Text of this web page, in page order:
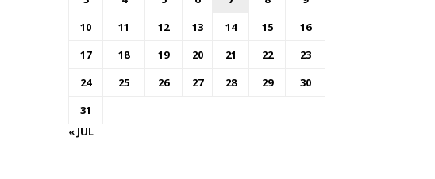
10
11 12 13 14 15
16
17
18 19 20 21 22
23
24
25 26 27 28 29
30
31
« JUL